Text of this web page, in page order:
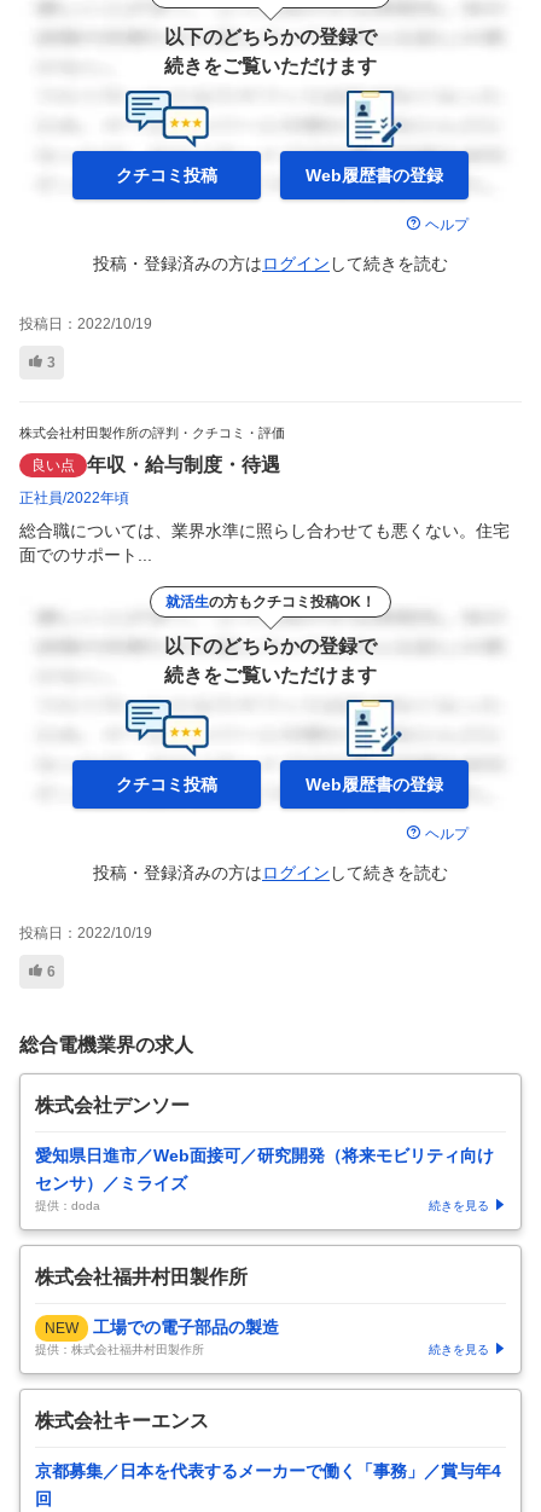
以下のどちらかの登録で
続きをご覧いただけます
クチコミ投稿 Web履歴書の登録
ヘルプ
投稿・登録済みの方はログイン して続きを読む
投稿日： 2022/10/19
3
株式会社村田製作所の評判・クチコミ・評価
良い点 年収・給与制度・待遇
正社員 2022年頃
総合職については、業界水準に照らし合わせても悪くない。住宅
面でのサポート...
就活生の方もクチコミ投稿OK！
以下のどちらかの登録で
続きをご覧いただけます
クチコミ投稿 Web履歴書の登録
ヘルプ
投稿・登録済みの方はログイン して続きを読む
投稿日： 2022/10/19
6
総合電機業界の求人
株式会社デンソー
愛知県日進市／Web面接可／研究開発（将来モビリティ向け
センサ）／ミライズ
提供：doda 続きを見る
株式会社福井村田製作所
NEW 工場での電子部品の製造
提供：株式会社福井村田製作所 続きを見る
株式会社キーエンス
京都募集／日本を代表するメーカーで働く「事務」／賞与年4
回